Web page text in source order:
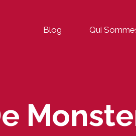
Blog Qui